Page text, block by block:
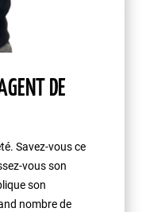
DE
Savez-vous ce
vous son
son
nombre de